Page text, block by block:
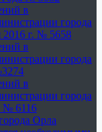
в
города
2016 г. № 5658
в
города
в
города
№ 6116
Орла